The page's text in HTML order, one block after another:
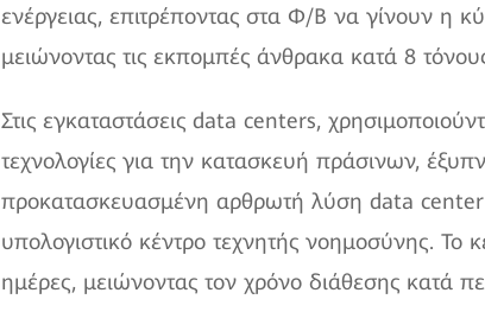
ενέργειας, επιτρέποντας στα Φ/Β να γίνουν η
μειώνοντας τις εκπομπές άνθρακα κατά 8
Στις εγκαταστάσεις data centers,
τεχνολογίες για την κατασκευή πράσινων,
προκατασκευασμένη αρθρωτή λύση data
υπολογιστικό κέντρο τεχνητής νοημοσύνης.
ημέρες, μειώνοντας τον χρόνο διάθεσης κατά